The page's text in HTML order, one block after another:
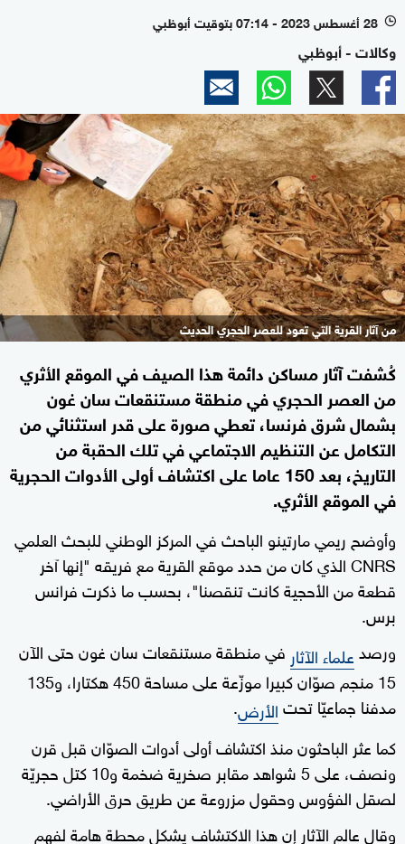
l 28 أغسطس 2023 - 07:14 بتوقيت أبوظبي
وكالات - أبوظبي
من آثار القرية التي تعود للعصر الحجري الحديث
كُشفت آثار مساكن دائمة هذا الصيف في الموقع الأثري
من العصر الحجري في منطقة مستنقعات سان غون
بشمال شرق فرنسا، تعطي صورة على قدر استثنائي من
التكامل عن التنظيم الاجتماعي في تلك الحقبة من
التاريخ، بعد 150 عاما على اكتشاف أولى الأدوات الحجرية
في الموقع الأثري.
وأوضح ريمي مارتينو الباحث في المركز الوطني للبحث العلمي
CNRS الذي كان من حدد موقع القرية مع فريقه "إنها آخر
قطعة من الأحجية كانت تنقصنا"، بحسب ما ذكرت فرانس
برس.
ورصدعلماء الآثار في منطقة مستنقعات سان غون حتى الآن
15 منجم صوّان كبيرا موزّعة على مساحة 450 هكتارا، و135
مدفنا جماعيّا تحتالأرض.
كما عثر الباحثون منذ اكتشاف أولى أدوات الصوّان قبل قرن
ونصف، على 5 شواهد مقابر صخرية ضخمة و10 كتل حجريّة
لصقل الفؤوس وحقول مزروعة عن طريق حرق الأراضي.
وقال عالم الآثار إن هذا الاكتشاف يشكل محطة هامة لفهم